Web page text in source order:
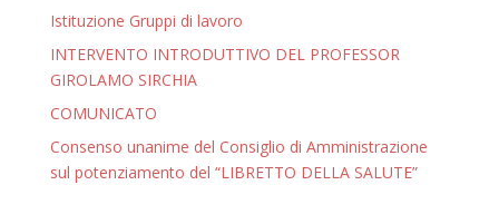
Istituzione Gruppi di lavoro
INTERVENTO INTRODUTTIVO DEL PROFESSOR
GIROLAMO SIRCHIA
COMUNICATO
Consenso unanime del Consiglio di Amministrazione
sul potenziamento del “LIBRETTO DELLA SALUTE”